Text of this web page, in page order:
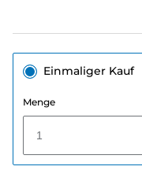
Einmaliger Kauf
Menge
1